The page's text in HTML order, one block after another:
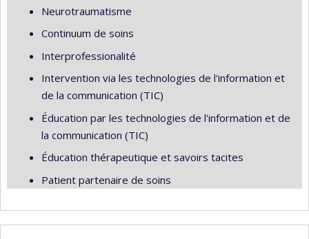
Neurotraumatisme
Continuum de soins
Interprofessionalité
Intervention via les technologies de l'information et
de la communication (TIC)
Éducation par les technologies de l'information et de
la communication (TIC)
Éducation thérapeutique et savoirs tacites
Patient partenaire de soins